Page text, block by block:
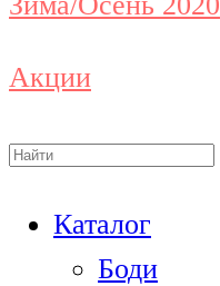
Акции
Каталог
Боди